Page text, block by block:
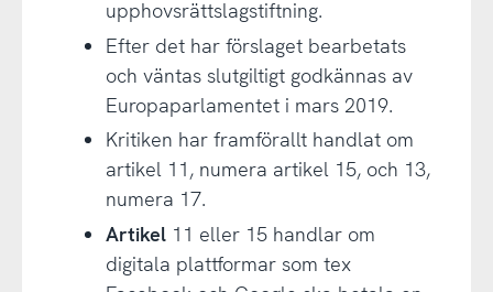
upphovsrättslagstiftning.
Efter det har förslaget bearbetats
och väntas slutgiltigt godkännas av
Europaparlamentet i mars 2019.
Kritiken har framförallt handlat om
artikel 11, numera artikel 15, och 13,
numera 17.
Artikel 11 eller 15 handlar om
digitala plattformar som tex